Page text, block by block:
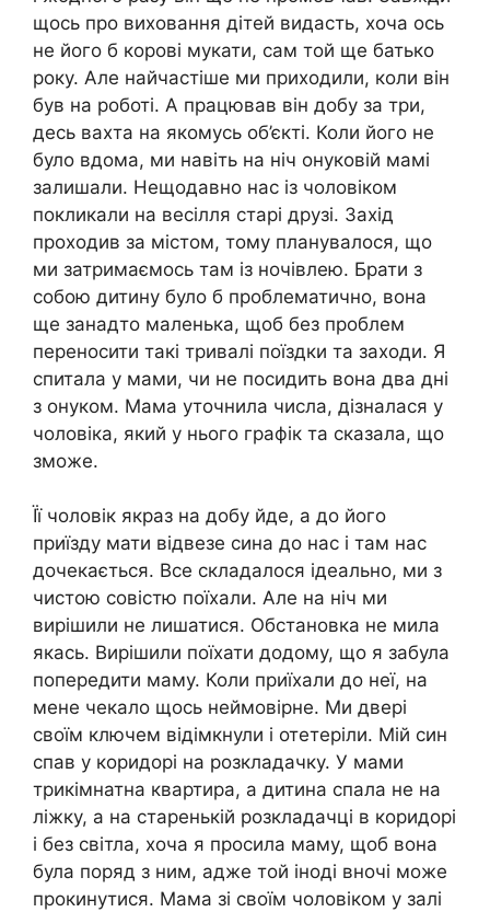
щось про виховання дітей видасть, хоча ось
не його б корові мукати, сам той ще батько
року. Але найчастіше ми приходили, коли він
був на роботі. А працював він добу за три,
десь вахта на якомусь об’єкті. Коли його не
було вдома, ми навіть на ніч онуковій мамі
залишали. Нещодавно нас із чоловіком
покликали на весілля старі друзі. Захід
проходив за містом, тому планувалося, що
ми затримаємось там із ночівлею. Брати з
собою дитину було б проблематично, вона
ще занадто маленька, щоб без проблем
переносити такі тривалі поїздки та заходи. Я
спитала у мами, чи не посидить вона два дні
з онуком. Мама уточнила числа, дізналася у
чоловіка, який у нього графік та сказала, що
зможе.
Її чоловік якраз на добу йде, а до його
приїзду мати відвезе сина до нас і там нас
дочекається. Все складалося ідеально, ми з
чистою совістю поїхали. Але на ніч ми
вирішили не лишатися. Обстановка не мила
якась. Вирішили поїхати додому, що я забула
попередити маму. Коли приїхали до неї, на
мене чекало щось неймовірне. Ми двері
своїм ключем відімкнули і отетеріли. Мій син
спав у коридорі на розкладачку. У мами
трикімнатна квартира, а дитина спала не на
ліжку, а на старенькій розкладачці в коридорі
і без світла, хоча я просила маму, щоб вона
була поряд з ним, адже той іноді вночі може
прокинутися. Мама зі своїм чоловіком у залі